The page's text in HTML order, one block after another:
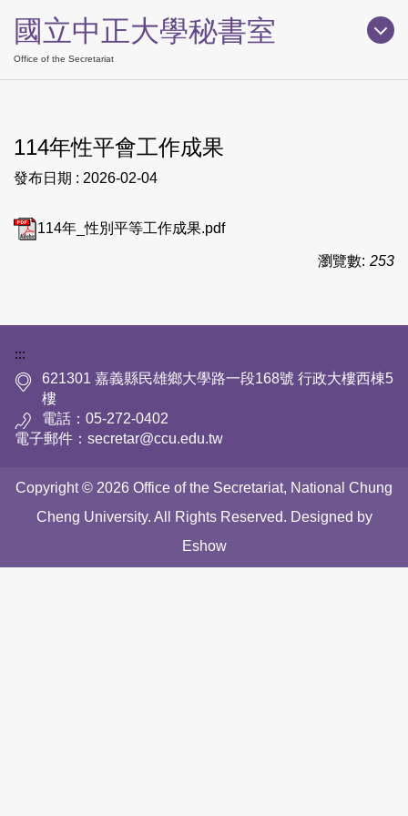
到
主
要
區
國立中正大學秘書室
Office of the Secretariat
114年性平會工作成果
發布日期 : 2026-02-04
114年_性別平等工作成果.pdf
瀏覽數: 253
:::
621301 嘉義縣民雄鄉大學路一段168號 行政大樓西棟5
樓
電話：05-272-0402
電子郵件：secretar@ccu.edu.tw
Copyright © 2026 Office of the Secretariat, National Chung
Cheng University. All Rights Reserved. Designed by
Eshow